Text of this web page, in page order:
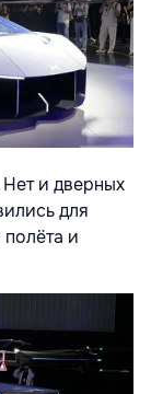
и дверных
для
и